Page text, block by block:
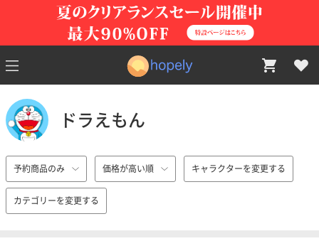
ドラえもん
予約商品のみ 価格が高い順 キャラクターを変更する
カテゴリーを変更する